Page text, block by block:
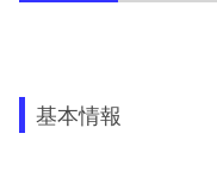
基本情報